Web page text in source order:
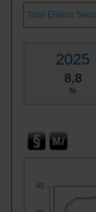
2025
8,8
%
40